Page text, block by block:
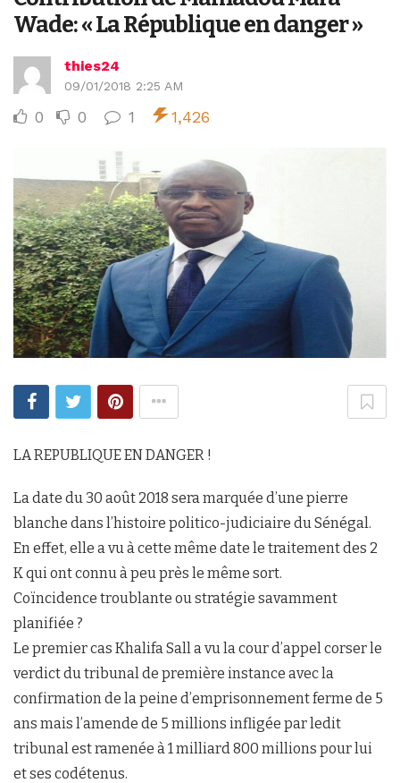
Wade: « La République en danger »
thies24
09/01/2018 2:25 AM
0 0 1 1,426
LA REPUBLIQUE EN DANGER !
La date du 30 août 2018 sera marquée d’une pierre
blanche dans l’histoire politico-judiciaire du Sénégal.
En effet, elle a vu à cette même date le traitement des 2
K qui ont connu à peu près le même sort.
Coïncidence troublante ou stratégie savamment
planifiée ?
Le premier cas Khalifa Sall a vu la cour d’appel corser le
verdict du tribunal de première instance avec la
confirmation de la peine d’emprisonnement ferme de 5
ans mais l’amende de 5 millions infligée par ledit
tribunal est ramenée à 1 milliard 800 millions pour lui
et ses codétenus.